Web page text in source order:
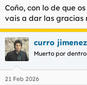
Coño, con lo de que
vais a dar las gracias
curro jimenez
Muerto por dentro
21 Feb 2026